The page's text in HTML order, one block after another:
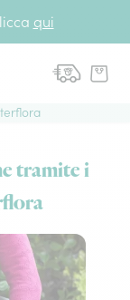
qui
tramite i